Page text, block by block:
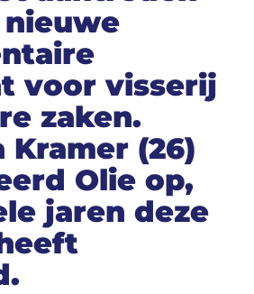
voor visserij
zaken.
Kramer (26)
Olie op,
jaren deze